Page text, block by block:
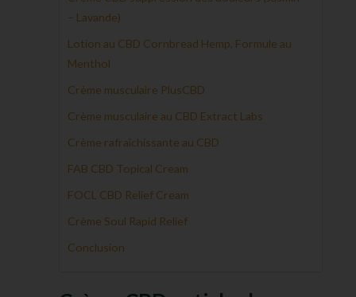
– Lavande)
Lotion au CBD Cornbread Hemp, Formule au
Menthol
Crème musculaire PlusCBD
Crème musculaire au CBD Extract Labs
Crème rafraîchissante au CBD
FAB CBD Topical Cream
FOCL CBD Relief Cream
Crème Soul Rapid Relief
Conclusion